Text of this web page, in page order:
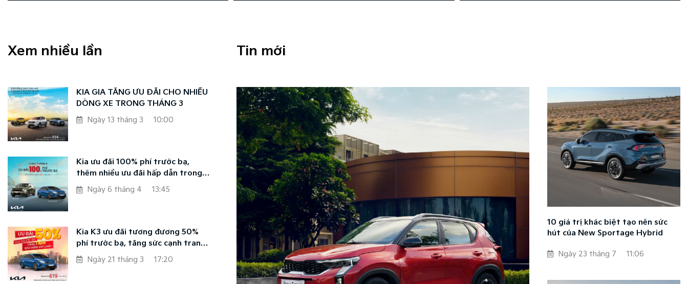
Xem nhiều lần
KIA GIA TĂNG ƯU ĐÃI CHO NHIỀU
DÒNG XE TRONG THÁNG 3
Ngày 13 tháng 3
10:00
Kia ưu đãi 100% phí trước bạ,
thêm nhiều ưu đãi hấp dẫn trong
tháng 4
Ngày 6 tháng 4 13:45
Kia K3 ưu đãi tương đương 50%
phí trước bạ, tăng sức cạnh tranh
với các mẫu xe trong phân khúc C-
sedan
Ngày 21 tháng 3 17:20
Tin mới
10 giá trị khác biệt tạo nên sức
hút của New Sportage Hybrid
Ngày 23 tháng 7 11:06